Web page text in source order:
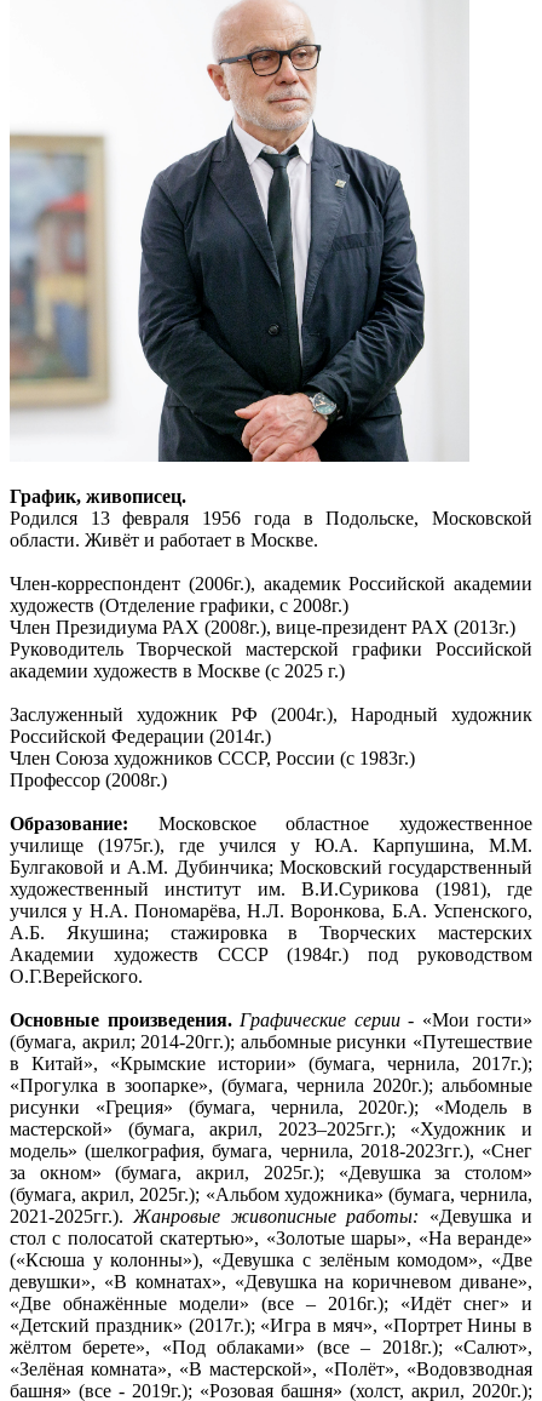
График, живописец.
Родился 13 февраля 1956 года в Подольске, Московской
области. Живёт и работает в Москве.
Член-корреспондент (2006г.), академик Российской академии
художеств (Отделение графики, с 2008г.)
Член Президиума РАХ (2008г.), вице-президент РАХ (2013г.)
Руководитель Творческой мастерской графики Российской
академии художеств в Москве (с 2025 г.)
Заслуженный художник РФ (2004г.), Народный художник
Российской Федерации (2014г.)
Член Союза художников СССР, России (с 1983г.)
Профессор (2008г.)
Образование: Московское областное художественное
училище (1975г.), где учился у Ю.А. Карпушина, М.М.
Булгаковой и А.М. Дубинчика; Московский государственный
художественный институт им. В.И.Сурикова (1981), где
учился у Н.А. Пономарёва, Н.Л. Воронкова, Б.А. Успенского,
А.Б. Якушина; стажировка в Творческих мастерских
Академии художеств СССР (1984г.) под руководством
О.Г.Верейского.
Основные произведения. Графические серии - «Мои гости»
(бумага, акрил; 2014-20гг.); альбомные рисунки «Путешествие
в Китай», «Крымские истории» (бумага, чернила, 2017г.);
«Прогулка в зоопарке», (бумага, чернила 2020г.); альбомные
рисунки «Греция» (бумага, чернила, 2020г.); «Модель в
мастерской» (бумага, акрил, 2023–2025гг.); «Художник и
модель» (шелкография, бумага, чернила, 2018-2023гг.), «Снег
за окном» (бумага, акрил, 2025г.); «Девушка за столом»
(бумага, акрил, 2025г.); «Альбом художника» (бумага, чернила,
2021-2025гг.). Жанровые живописные работы: «Девушка и
стол с полосатой скатертью», «Золотые шары», «На веранде»
(«Ксюша у колонны»), «Девушка с зелёным комодом», «Две
девушки», «В комнатах», «Девушка на коричневом диване»,
«Две обнажённые модели» (все – 2016г.); «Идёт снег» и
«Детский праздник» (2017г.); «Игра в мяч», «Портрет Нины в
жёлтом берете», «Под облаками» (все – 2018г.); «Салют»,
«Зелёная комната», «В мастерской», «Полёт», «Водовзводная
башня» (все - 2019г.); «Розовая башня» (холст, акрил, 2020г.);